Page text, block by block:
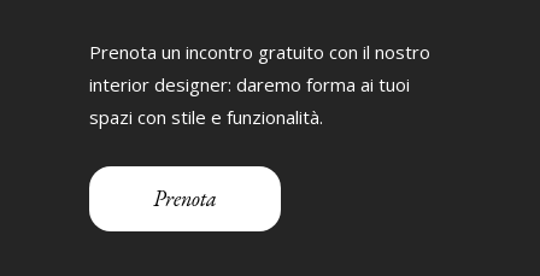
Prenota un incontro gratuito con il nostro
interior designer: daremo forma ai tuoi
spazi con stile e funzionalità.
Prenota